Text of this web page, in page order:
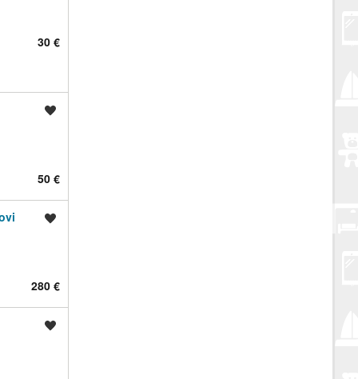
30 €
50 €
280 €